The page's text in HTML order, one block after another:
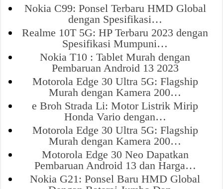
Nokia C99: Ponsel Terbaru HMD Global
dengan Spesifikasi…
Realme 10T 5G: HP Terbaru 2023 dengan
Spesifikasi Mumpuni…
Nokia T10 : Tablet Murah dengan
Pembaruan Android 13 2023
Motorola Edge 30 Ultra 5G: Flagship
Murah dengan Kamera 200…
e Broh Strada Li: Motor Listrik Mirip
Honda Vario dengan…
Motorola Edge 30 Ultra 5G: Flagship
Murah dengan Kamera 200…
Motorola Edge 30 Neo Dapatkan
Pembaruan Android 13 dan Harga…
Nokia G21: Ponsel Baru HMD Global